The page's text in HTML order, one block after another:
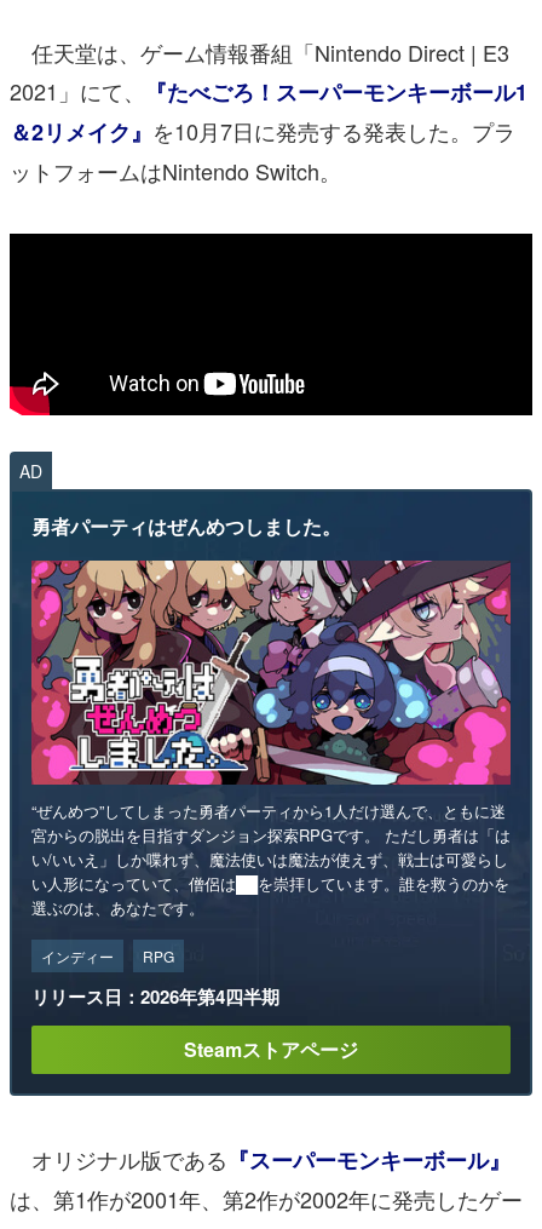
任天堂は、ゲーム情報番組「Nintendo Direct | E3
2021」にて、
『たべごろ！スーパーモンキーボール1
＆2リメイク』 を10月7日に発売する発表した。プラ
ットフォームはNintendo Switch。
AD
勇者パーティはぜんめつしました。
“ぜんめつ”してしまった勇者パーティから1人だけ選んで、ともに迷
宮からの脱出を目指すダンジョン探索RPGです。 ただし勇者は「は
い/いいえ」しか喋れず、魔法使いは魔法が使えず、戦士は可愛らし
い人形になっていて、僧侶は██を崇拝しています。誰を救うのかを
選ぶのは、あなたです。
インディー RPG
リリース日：2026年第4四半期
Steamストアページ
オリジナル版である 『スーパーモンキーボール』
は、第1作が2001年、第2作が2002年に発売したゲー